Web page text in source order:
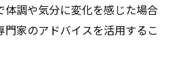
体調や気分に変化を感じた場合
門家のアドバイスを活用するこ